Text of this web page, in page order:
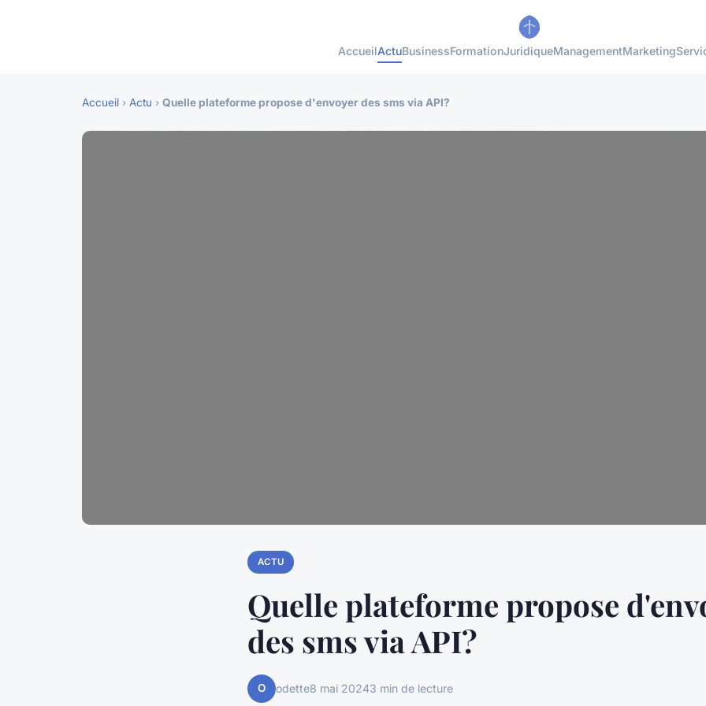
AccueilActuBusinessFormationJuridiqueManagementMarketing
Accueil › Actu › Quelle plateforme propose d'envoyer des sms via API?
ACTU
Quelle plateforme propose
des sms via API?
O odette8 mai 20243 min de lecture